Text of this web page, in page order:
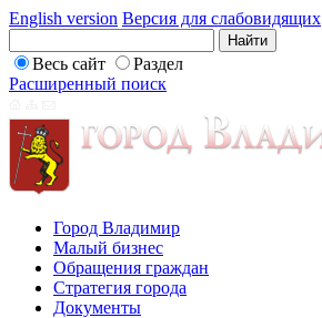
English version Версия для слабовидящих
Весь сайт
Раздел
Расширенный поиск
Город Владимир
Малый бизнес
Обращения граждан
Стратегия города
Документы